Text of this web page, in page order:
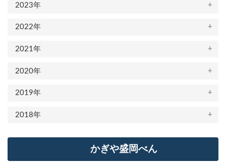
2023年
2022年
2021年
2020年
2019年
2018年
かぎや盛岡べん